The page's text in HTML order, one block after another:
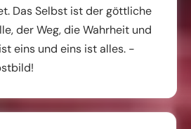
Das Selbst ist der göttliche
der Weg, die Wahrheit und
eins und eins ist alles. -